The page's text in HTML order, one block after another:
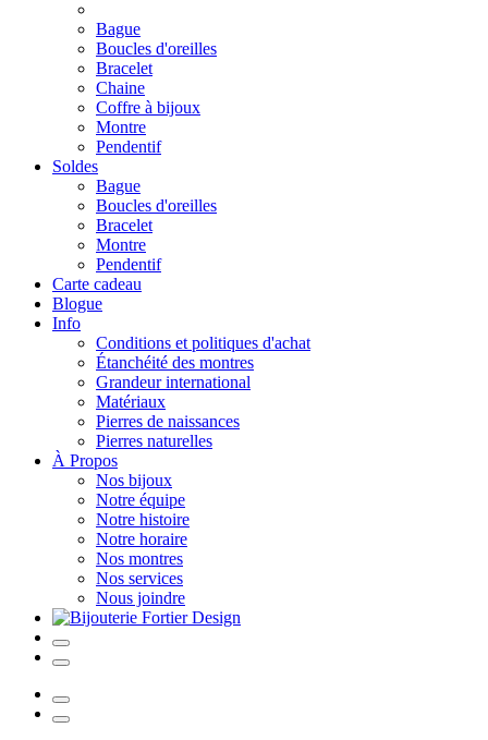
Bague
Boucles d'oreilles
Bracelet
Chaine
Coffre à bijoux
Montre
Pendentif
Soldes
Bague
Boucles d'oreilles
Bracelet
Montre
Pendentif
Carte cadeau
Blogue
Info
Conditions et politiques d'achat
Étanchéité des montres
Grandeur international
Matériaux
Pierres de naissances
Pierres naturelles
À Propos
Nos bijoux
Notre équipe
Notre histoire
Notre horaire
Nos montres
Nos services
Nous joindre